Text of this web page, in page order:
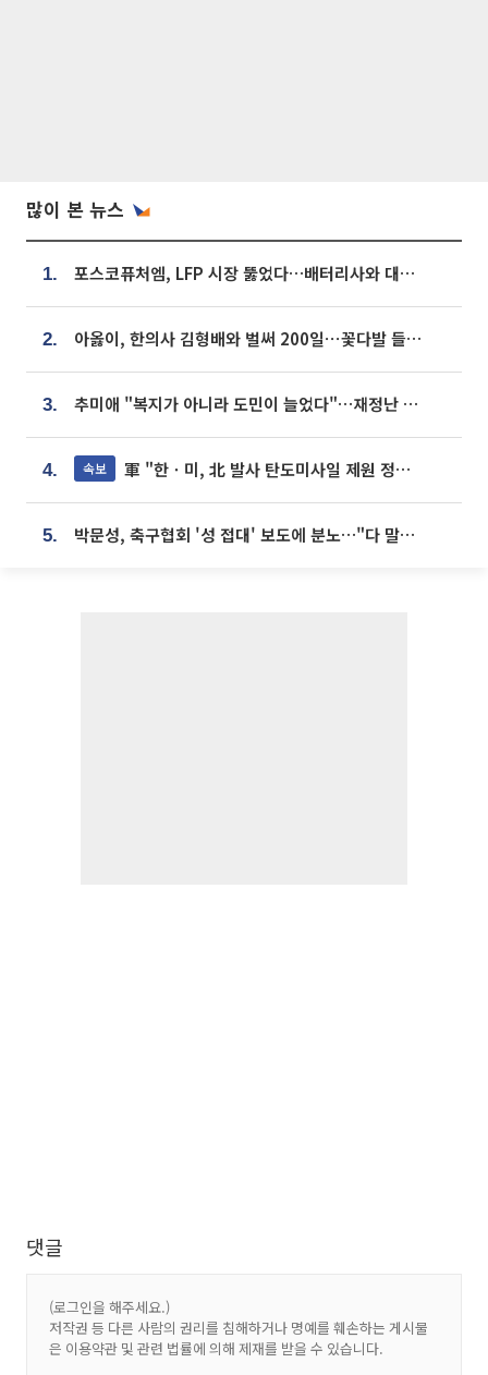
많이 본 뉴스
1. 포스코퓨처엠, LFP 시장 뚫었다…배터리사와 대규모 장기 공급 합의
2. 아옳이, 한의사 김형배와 벌써 200일⋯꽃다발 들고 "프러포즈 아냐"
3. 추미애 "복지가 아니라 도민이 늘었다"…재정난 책임론 정면돌파
4. 속보 軍 "한ㆍ미, 北 발사 탄도미사일 제원 정밀분석 중"
5. 박문성, 축구협회 '성 접대' 보도에 분노…"다 말아먹으려고 작정했나"
댓글